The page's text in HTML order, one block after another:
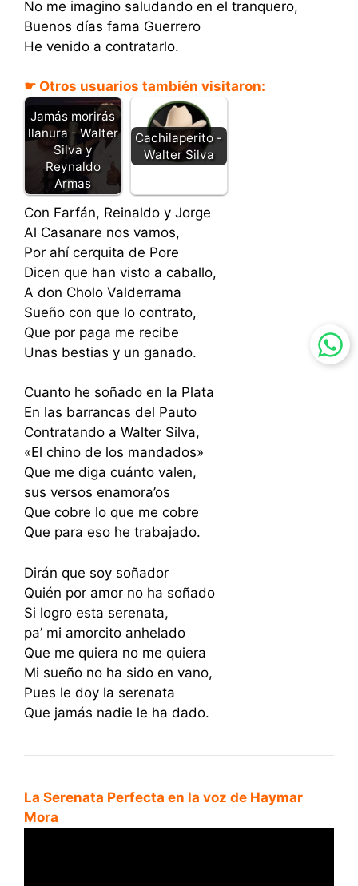
No me imagino saludando en el tranquero,
Buenos días fama Guerrero
He venido a contratarlo.
☛ Otros usuarios también visitaron:
Jamás morirás
llanura - Walter
Silva y
Reynaldo
Armas
Cachilaperito -
Walter Silva
Con Farfán, Reinaldo y Jorge
Al Casanare nos vamos,
Por ahí cerquita de Pore
Dicen que han visto a caballo,
A don Cholo Valderrama
Sueño con que lo contrato,
Que por paga me recibe
Unas bestias y un ganado.
Cuanto he soñado en la Plata
En las barrancas del Pauto
Contratando a Walter Silva,
«El chino de los mandados»
Que me diga cuánto valen,
sus versos enamora’os
Que cobre lo que me cobre
Que para eso he trabajado.
Dirán que soy soñador
Quién por amor no ha soñado
Si logro esta serenata,
pa’ mi amorcito anhelado
Que me quiera no me quiera
Mi sueño no ha sido en vano,
Pues le doy la serenata
Que jamás nadie le ha dado.
La Serenata Perfecta en la voz de Haymar
Mora